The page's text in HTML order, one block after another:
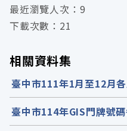
最近瀏覽人次：9
下載次數：21
相關資料集
臺中市111年1月至12月
臺中市114年GIS門牌號